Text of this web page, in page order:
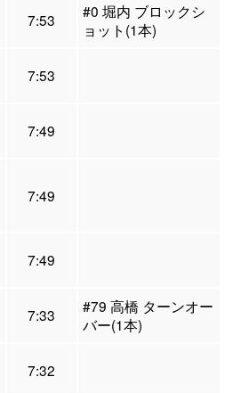
7:53
#0 堀内 ブロックシ
ョット(1本)
7:53
7:49
7:49
7:49
7:33
#79 高橋 ターンオー
バー(1本)
7:32